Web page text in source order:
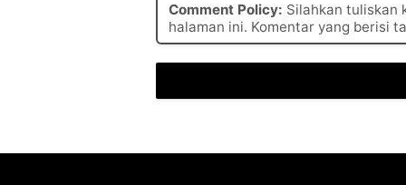
Comment Policy: Silahkan tuliskan
halaman ini. Komentar yang berisi